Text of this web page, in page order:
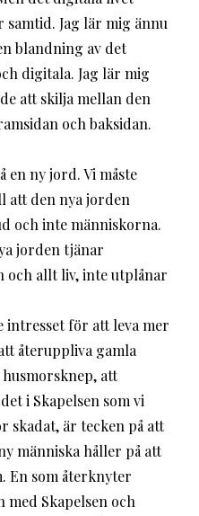
Jag lär mig ännu
blandning av det
digitala. Jag lär mig
att skilja mellan den
och baksidan.
en ny jord. Vi måste
att den nya jorden
och inte människorna.
jorden tjänar
och allt liv, inte utplånar
intresset för att leva mer
återuppliva gamla
att
i Skapelsen som vi
skadat, är tecken på att
människa håller på att
En som återknyter
med Skapelsen och